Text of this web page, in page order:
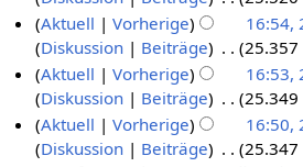
b
e
i
t
u
n
g
1
a
r
b
e
i
t
u
i
n
e
B
e
a
K
e
i
n
e
B
Aktuell Vorherige 16:54,
Diskussion
Beiträge 25.357
K
e
i
n
Aktuell Vorherige 16:53,
Diskussion
Beiträge 25.349
K
e
Aktuell Vorherige 16:50,
Diskussion
Beiträge 25.347